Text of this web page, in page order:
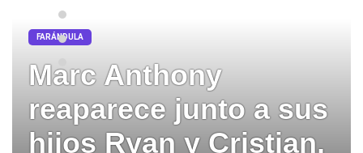
FARÁNDULA
Marc Anthony
reaparece junto a sus
hijos Ryan y Cristian,